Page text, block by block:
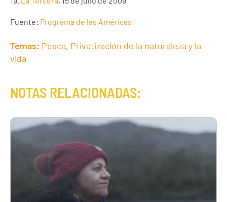
Fuente: Programa de las Américas
Temas: Pesca, Privatización de la naturaleza y la
vida
NOTAS RELACIONADAS: